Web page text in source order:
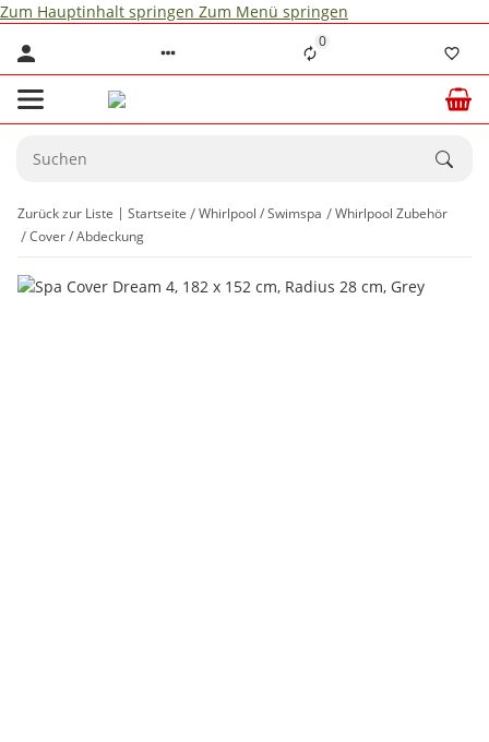
Zum Hauptinhalt springen Zum Menü springen
0
Zurück zur Liste Startseite Whirlpool / Swimspa
Whirlpool Zubehör
Cover / Abdeckung